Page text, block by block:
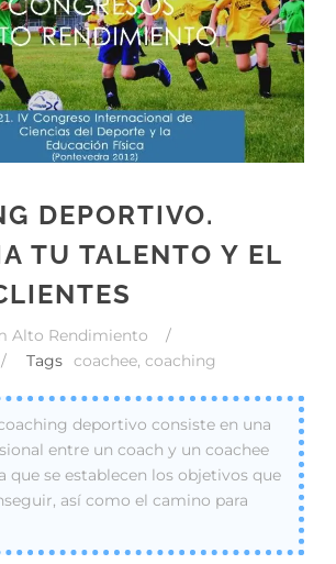
DEPORTIVO.
TU TALENTO Y EL
Alto Rendimiento
/
/ Tags coachee, coaching
deportivo consiste en una
entre un coach y un coachee
que se establecen los objetivos que
así como el camino para